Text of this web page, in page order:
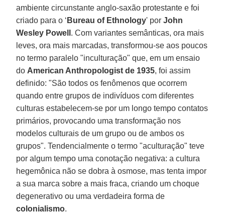
ambiente circunstante anglo-saxão protestante e foi
criado para o ‘ Bureau of Ethnology' porJohn
Wesley Powell . Com variantes semânticas, ora mais
leves, ora mais marcadas, transformou-se aos poucos
no termo paralelo "inculturação" que, em um ensaio
do American Anthropologist de 1935, foi assim
definido: "São todos os fenômenos que ocorrem
quando entre grupos de indivíduos com diferentes
culturas estabelecem-se por um longo tempo contatos
primários, provocando uma transformação nos
modelos culturais de um grupo ou de ambos os
grupos". Tendencialmente o termo "aculturação" teve
por algum tempo uma conotação negativa: a cultura
hegemônica não se dobra à osmose, mas tenta impor
a sua marca sobre a mais fraca, criando um choque
degenerativo ou uma verdadeira forma de
colonialismo.